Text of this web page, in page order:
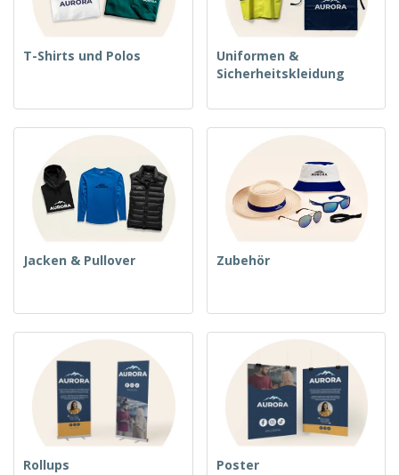
T-Shirts und Polos
Uniformen &
Sicherheitskleidung
Jacken & Pullover Zubehör
Rollups Poster